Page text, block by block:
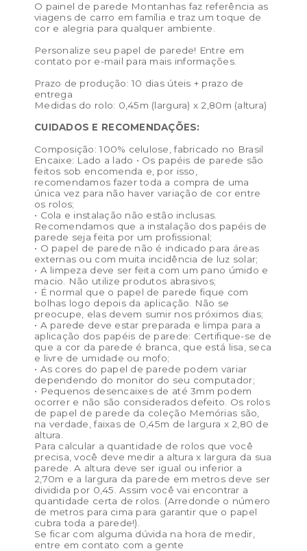
O painel de parede Montanhas faz referência as
viagens de carro em família e traz um toque de
cor e alegria para qualquer ambiente.
Personalize seu papel de parede! Entre em
contato por e-mail para mais informações.
Prazo de produção: 10 dias úteis + prazo de
entrega
Medidas do rolo: 0,45m (largura) x 2,80m (altura)
CUIDADOS E RECOMENDAÇÕES:
Composição: 100% celulose, fabricado no Brasil
Encaixe: Lado a lado • Os papéis de parede são
feitos sob encomenda e, por isso,
recomendamos fazer toda a compra de uma
única vez para não haver variação de cor entre
os rolos;
• Cola e instalação não estão inclusas.
Recomendamos que a instalação dos papéis de
parede seja feita por um profissional;
• O papel de parede não é indicado para áreas
externas ou com muita incidência de luz solar;
• A limpeza deve ser feita com um pano úmido e
macio. Não utilize produtos abrasivos;
• É normal que o papel de parede fique com
bolhas logo depois da aplicação. Não se
preocupe, elas devem sumir nos próximos dias;
• A parede deve estar preparada e limpa para a
aplicação dos papéis de parede: Certifique-se de
que a cor da parede é branca, que está lisa, seca
e livre de umidade ou mofo;
• As cores do papel de parede podem variar
dependendo do monitor do seu computador;
• Pequenos desencaixes de até 3mm podem
ocorrer e não são considerados defeito. Os rolos
de papel de parede da coleção Memórias são,
na verdade, faixas de 0,45m de largura x 2,80 de
altura.
Para calcular a quantidade de rolos que você
precisa, você deve medir a altura x largura da sua
parede. A altura deve ser igual ou inferior a
2,70m e a largura da parede em metros deve ser
dividida por 0,45. Assim você vai encontrar a
quantidade certa de rolos. (Arredonde o número
de metros para cima para garantir que o papel
cubra toda a parede!).
Se ficar com alguma dúvida na hora de medir,
entre em contato com a gente